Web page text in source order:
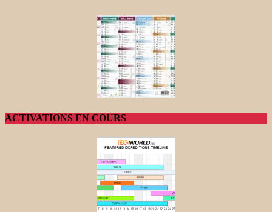
ACTIVATIONS EN COURS